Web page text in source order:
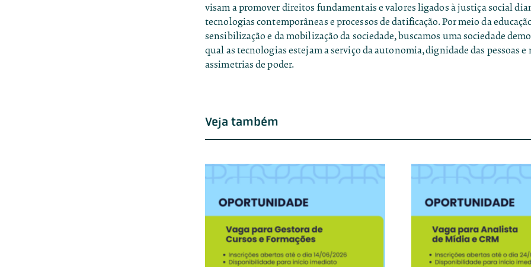
visam a promover direitos fundamentais e valores ligados à justiça social
tecnologias contemporâneas e processos de datificação. Por meio da
sensibilização e da mobilização da sociedade, buscamos uma sociedade
qual as tecnologias estejam a serviço da autonomia, dignidade das pessoas e
assimetrias de poder.
Veja também